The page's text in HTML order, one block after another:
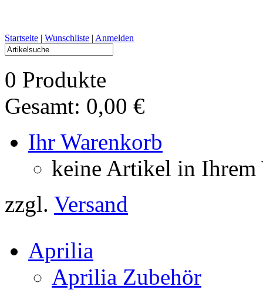
Startseite | Wunschliste | Anmelden
0 Produkte
Gesamt: 0,00 €
Ihr Warenkorb
keine Artikel in Ihrem
zzgl. Versand
Aprilia
Aprilia Zubehör